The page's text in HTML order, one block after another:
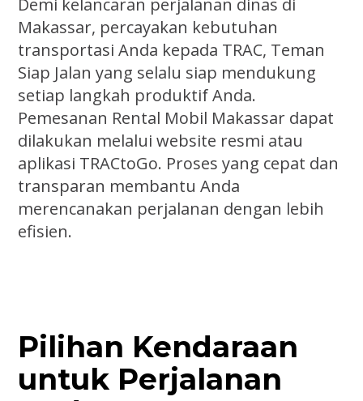
Demi kelancaran perjalanan dinas di
Makassar, percayakan kebutuhan
transportasi Anda kepada TRAC, Teman
Siap Jalan yang selalu siap mendukung
setiap langkah produktif Anda.
Pemesanan Rental Mobil Makassar dapat
dilakukan melalui website resmi atau
aplikasi TRACtoGo. Proses yang cepat dan
transparan membantu Anda
merencanakan perjalanan dengan lebih
efisien.
Pilihan Kendaraan
untuk Perjalanan